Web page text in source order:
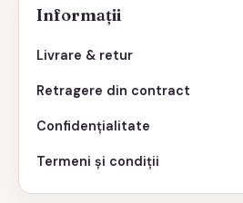
Informații
Livrare & retur
Retragere din contract
Confidențialitate
Termeni și condiții